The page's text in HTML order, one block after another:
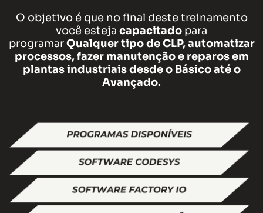
O objetivo é que no final deste treinamento
você esteja capacitado para
programarQualquer tipo de CLP, automatizar
processos, fazer manutenção e reparos em
plantas industriais desde o Básico até o
Avançado.